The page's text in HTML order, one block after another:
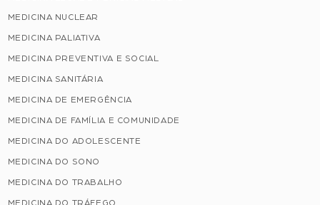
MEDICINA NUCLEAR
MEDICINA PALIATIVA
MEDICINA PREVENTIVA E SOCIAL
MEDICINA SANITÁRIA
MEDICINA DE EMERGÊNCIA
MEDICINA DE FAMÍLIA E COMUNIDADE
MEDICINA DO ADOLESCENTE
MEDICINA DO SONO
MEDICINA DO TRABALHO
MEDICINA DO TRÁFEGO